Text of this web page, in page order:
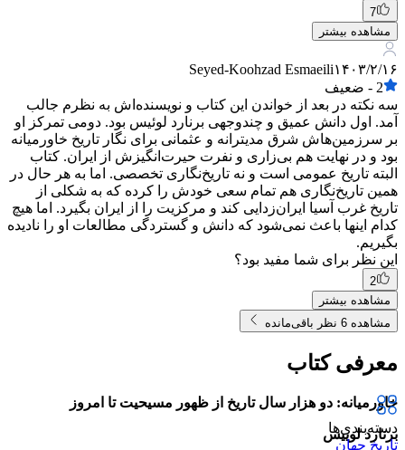
7
مشاهده بیشتر
Seyed-Koohzad Esmaeili۱۴۰۳/۲/۱۶
2
- ضعیف
سه نکته در بعد از خواندن این کتاب و نویسنده‌اش به نظرم جالب
آمد. اول دانش عمیق و چندوجهی برنارد لوئیس بود. دومی تمرکز او
بر سرزمین‌هاش شرق مدیترانه و عثمانی برای نگار تاریخ خاورمیانه
بود و در نهایت هم بی‌زاری و نفرت حیرت‌انگیزش از ایران. کتاب
البته تاریخ عمومی است و نه تاریخ‌نگاری تخصصی. اما به هر حال در
همین تاریخ‌نگاری هم تمام سعی خودش را کرده که به شکلی از
تاریخ غرب آسیا ایران‌زدایی کند و مرکزیت را از ایران بگیرد. اما هیچ
کدام اینها باعث نمی‌شود که دانش و گستردگی مطالعات او را نادیده
بگیریم.
این نظر برای شما مفید بود؟
2
مشاهده بیشتر
مشاهده 6 نظر باقی‌مانده
معرفی کتاب
خاورمیانه: دو هزار سال تاریخ از ظهور مسیحیت تا امروز
برنارد لوییس
دسته‌بندی‌ها
تاریخ جهان